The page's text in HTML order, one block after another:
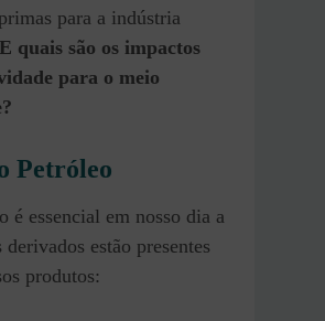
para a indústria
E quais são os impactos
para o meio
Petróleo
é essencial em nosso dia a
derivados estão presentes
produtos: